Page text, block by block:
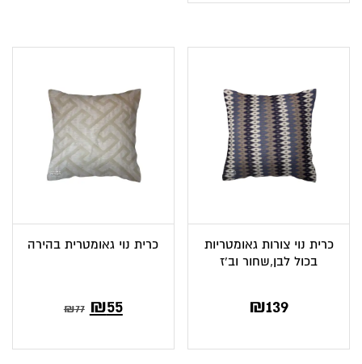
כרית נוי צורות גאומטריות
בכול לבן,שחור וב’ז
₪139
כרית נוי גאומטרית בהירה
₪77 ₪55